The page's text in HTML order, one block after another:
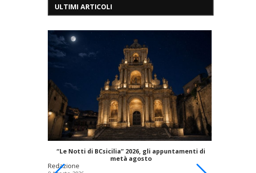
ULTIMI ARTICOLI
“Le Notti di BCsicilia” 2026, gli appuntamenti di
metà agosto
Redazione